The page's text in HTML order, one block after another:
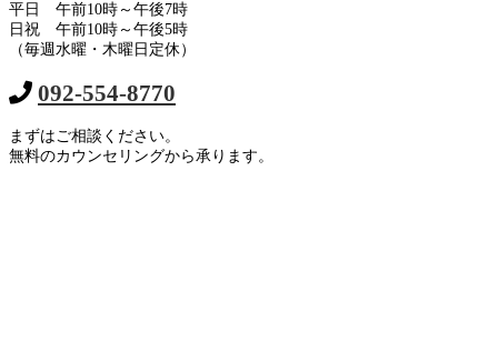
平日 午前10時～午後7時
日祝 午前10時～午後5時
（毎週水曜・木曜日定休）
092-554-8770
まずはご相談ください。
無料のカウンセリングから承ります。